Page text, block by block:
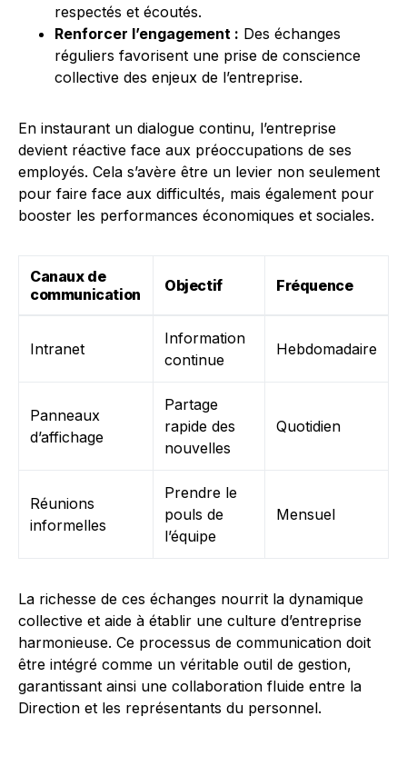
respectés et écoutés.
Renforcer l’engagement : Des échanges
réguliers favorisent une prise de conscience
collective des enjeux de l’entreprise.
En instaurant un dialogue continu, l’entreprise
devient réactive face aux préoccupations de ses
employés. Cela s’avère être un levier non seulement
pour faire face aux difficultés, mais également pour
booster les performances économiques et sociales.
Canaux de
communication
Objectif Fréquence
Intranet
Information
continue
Hebdomadaire
Panneaux
d’affichage
Partage
rapide des
nouvelles
Quotidien
Réunions
informelles
Prendre le
pouls de
l’équipe
Mensuel
La richesse de ces échanges nourrit la dynamique
collective et aide à établir une culture d’entreprise
harmonieuse. Ce processus de communication doit
être intégré comme un véritable outil de gestion,
garantissant ainsi une collaboration fluide entre la
Direction et les représentants du personnel.